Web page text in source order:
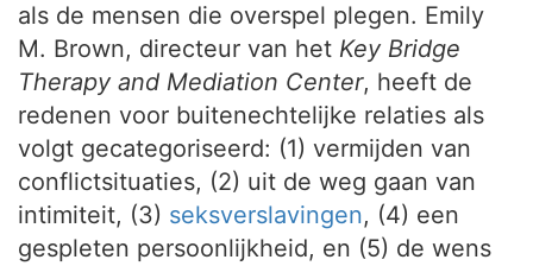
als de mensen die overspel plegen. Emily
M. Brown, directeur van het Key Bridge
Therapy and Mediation Center, heeft de
redenen voor buitenechtelijke relaties als
volgt gecategoriseerd: (1) vermijden van
conflictsituaties, (2) uit de weg gaan van
intimiteit, (3) seksverslavingen, (4) een
gespleten persoonlijkheid, en (5) de wens